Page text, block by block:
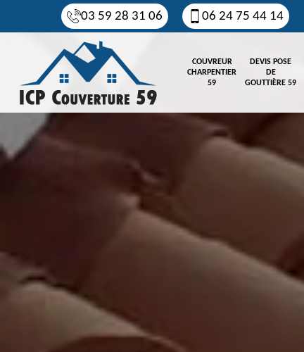
03 59 28 31 06 06 24 75 44 14
COUVREUR
CHARPENTIER
59
DEVIS POSE
DE
GOUTTIÈRE 59